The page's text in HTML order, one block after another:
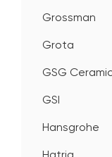
Grossman
Grota
GSG
GSI
Hansgrohe